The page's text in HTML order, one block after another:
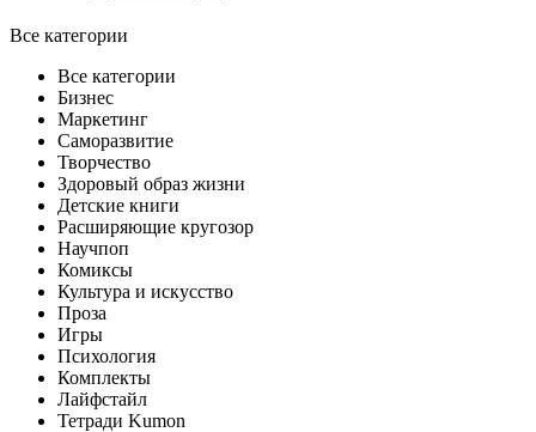
Все категории
Все категории
Бизнес
Маркетинг
Саморазвитие
Творчество
Здоровый образ жизни
Детские книги
Расширяющие кругозор
Научпоп
Комиксы
Культура и искусство
Проза
Игры
Психология
Комплекты
Лайфстайл
Тетради Kumon